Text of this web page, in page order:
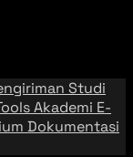
Studi
Akademi E-
Dokumentasi